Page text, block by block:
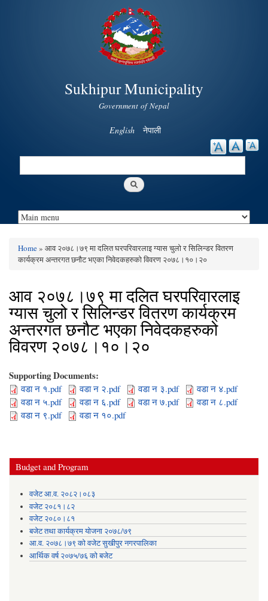
main
content
Sukhipur Municipality
Government of Nepal
English नेपाली
Search
You are here
Home» आव २०७८।७९ मा दलित घरपरिवारलाइ ग्यास चुलो र सिलिन्डर वितरण
कार्यक्रम अन्तरगत छनौट भएका निवेदकहरुको विवरण २०७८।१०।२०
आव २०७८।७९ मा दलित घरपरिवारलाइ
ग्यास चुलो र सिलिन्डर वितरण कार्यक्रम
अन्तरगत छनौट भएका निवेदकहरुको
विवरण २०७८।१०।२०
Supporting Documents:
वडा न १.pdf वडा न २.pdf वडा न ३.pdf
वडा न ४.pdf
वडा न ५.pdf
वडा न ६.pdf वडा न ७.pdf
वडा न ८.pdf
वडा न ९.pdf
वडा न १०.pdf
Budget and Program
वजेट आ.व. २०८२।०८३
वजेट २०८१।८२
वजेट २०८०।८१
बजेट तथा कार्यक्रम योजना २०७८/७९
आ.व. २०७८।७९ को वजेट सुखीपुर नगरपालिका
आर्थिक वर्ष २०७५/७६ को बजेट